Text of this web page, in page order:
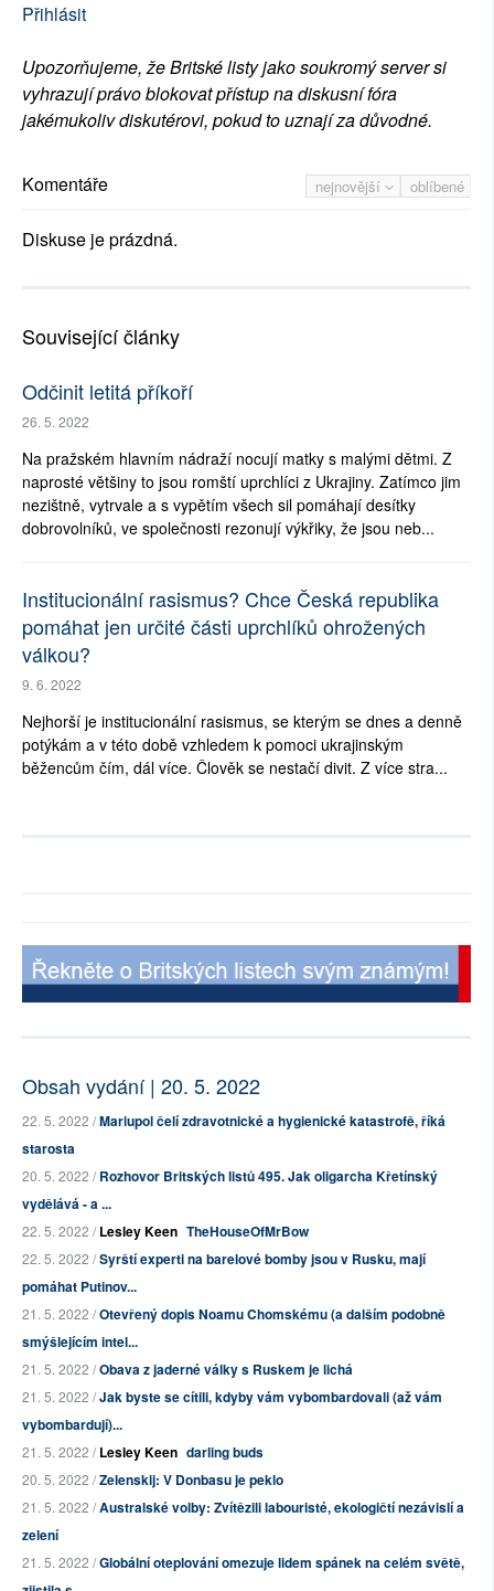
Přihlásit
Upozorňujeme, že Britské listy jako soukromý server si
vyhrazují právo blokovat přístup na diskusní fóra
jakémukoliv diskutérovi, pokud to uznají za důvodné.
nejnovější oblíbené
Komentáře
Diskuse je prázdná.
Související články
Odčinit letitá příkoří
26. 5. 2022
Na pražském hlavním nádraží nocují matky s malými dětmi. Z
naprosté většiny to jsou romští uprchlíci z Ukrajiny. Zatímco jim
nezištně, vytrvale a s vypětím všech sil pomáhají desítky
dobrovolníků, ve společnosti rezonují výkřiky, že jsou neb...
Institucionální rasismus? Chce Česká republika
pomáhat jen určité části uprchlíků ohrožených
válkou?
9. 6. 2022
Nejhorší je institucionální rasismus, se kterým se dnes a denně
potýkám a v této době vzhledem k pomoci ukrajinským
běžencům čím, dál více. Člověk se nestačí divit. Z více stra...
Obsah vydání | 20. 5. 2022
22. 5. 2022 /Mariupol čelí zdravotnické a hygienické katastrofě, říká
starosta
20. 5. 2022 /Rozhovor Britských listů 495. Jak oligarcha Křetínský
vydělává - a ...
22. 5. 2022 /Lesley Keen TheHouseOfMrBow
22. 5. 2022 /Syrští experti na barelové bomby jsou v Rusku, mají
pomáhat Putinov...
21. 5. 2022 /Otevřený dopis Noamu Chomskému (a dalším podobně
smýšlejícím intel...
21. 5. 2022 /Obava z jaderné války s Ruskem je lichá
21. 5. 2022 /Jak byste se cítili, kdyby vám vybombardovali (až vám
vybombardují)...
21. 5. 2022 /Lesley Keen darling buds
20. 5. 2022 /Zelenskij: V Donbasu je peklo
21. 5. 2022 /Australské volby: Zvítězili labouristé, ekologičtí nezávislí a
zelení
21. 5. 2022 /Globální oteplování omezuje lidem spánek na celém světě,